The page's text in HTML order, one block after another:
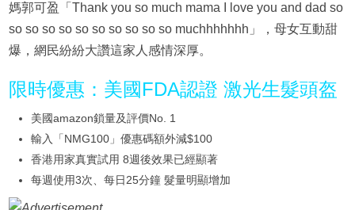
媽郭可盈「Thank you so much mama I love you and dad so
so so so so so so so so so so muchhhhhhh」，母女互動甜
爆，網民紛紛大讚這家人感情深厚。
限時優惠：美國FDA認證 激光生髮頭盔
美國amazon鎖量及評價No. 1
輸入「NMG100」優惠碼額外減$100
香港用家真實試用 8週後效果已經顯著
每週使用3次、每日25分鐘 髮量明顯增加